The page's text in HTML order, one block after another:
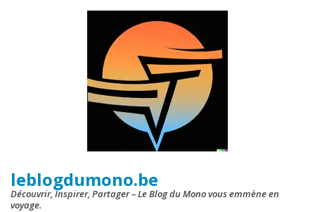
leblogdumono.be
Découvrir, Inspirer, Partager – Le Blog du Mono vous emmène en
voyage.